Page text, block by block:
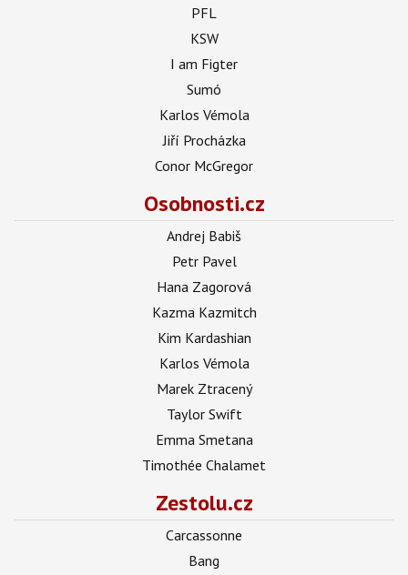
PFL
KSW
I am Figter
Sumó
Karlos Vémola
Jiří Procházka
Conor McGregor
Osobnosti.cz
Andrej Babiš
Petr Pavel
Hana Zagorová
Kazma Kazmitch
Kim Kardashian
Karlos Vémola
Marek Ztracený
Taylor Swift
Emma Smetana
Timothée Chalamet
Zestolu.cz
Carcassonne
Bang